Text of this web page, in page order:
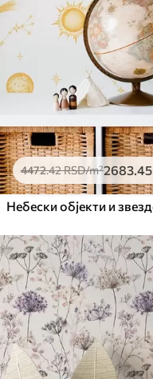
4472.42RSD/m²2683.45